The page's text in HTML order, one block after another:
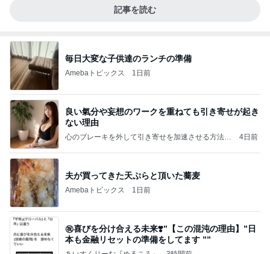
記事を読む
毎日大変な子供達のランチの準備
Amebaトピックス 1日前
良い氣分や妄想のワークを重ねても引き寄せが起き
ない理由
心のブレーキを外して引き寄せを加速させる方法：
4日前
夫が買ってきた天ぷらと頂いた蕎麦
Amebaトピックス 1日前
㊗️喜びを分け合える未来❣️”【この混沌の理由】”⽇
本も⾦融リセットの準備をしてます ””